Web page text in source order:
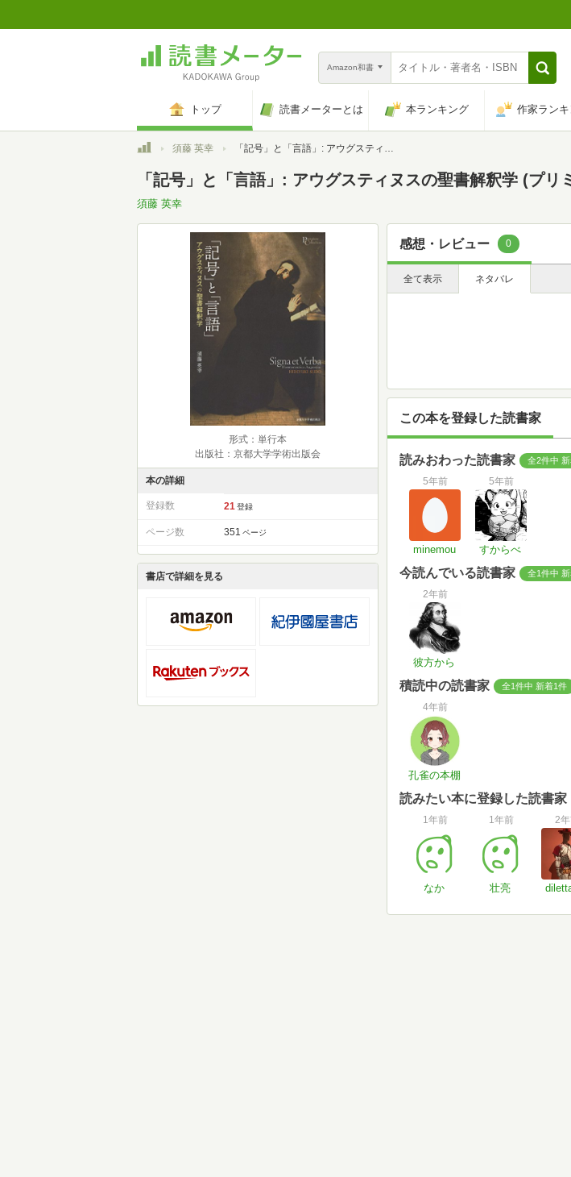
Amazon和書
トップ 読書メーターとは 本ランキング 作家ラン
トップ須藤 英幸 「記号」と「言語」: アウグスティヌスの聖書解釈学 (プリミエ・コレクション)
「記号」と「言語」: アウグスティヌスの聖書解釈学 (プリ
須藤 英幸
形式：単行本
出版社：京都大学学術出版会
本の詳細
登録数 21 登録
ページ数 351 ページ
書店で詳細を見る
感想・レビュー 0
全て表示 ネタバレ
この本を登録した読書家
読みおわった読書家 全2件中
5年前
minemou
5年前
すからべ
今読んでいる読書家 全1件中
2年前
彼方から
積読中の読書家 全1件中 新着1件
4年前
孔雀の本棚
読みたい本に登録した読書家
1年前
なか
1年前
壮亮
2